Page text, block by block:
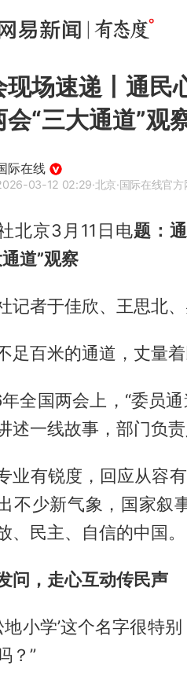
现场速递丨通
会“三大通道”观
际在线
03-12 02:29·北京·国际在线官
北京3月11日电题：
道”观察
记者于佳欣、王思北
足百米的通道，丈量
全国两会上，“委员通
述一线故事，部门负责
业有锐度，回应从容
不少新气象，国家叙
、民主、自信的中国。
问，走心互动传民声
地小学’这个名字很特
？”